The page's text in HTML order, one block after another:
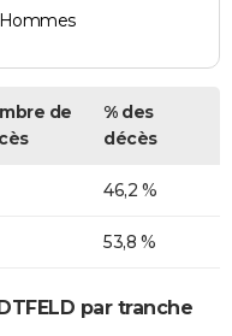
Hommes
de
% des
décès
46,2 %
53,8 %
par tranche